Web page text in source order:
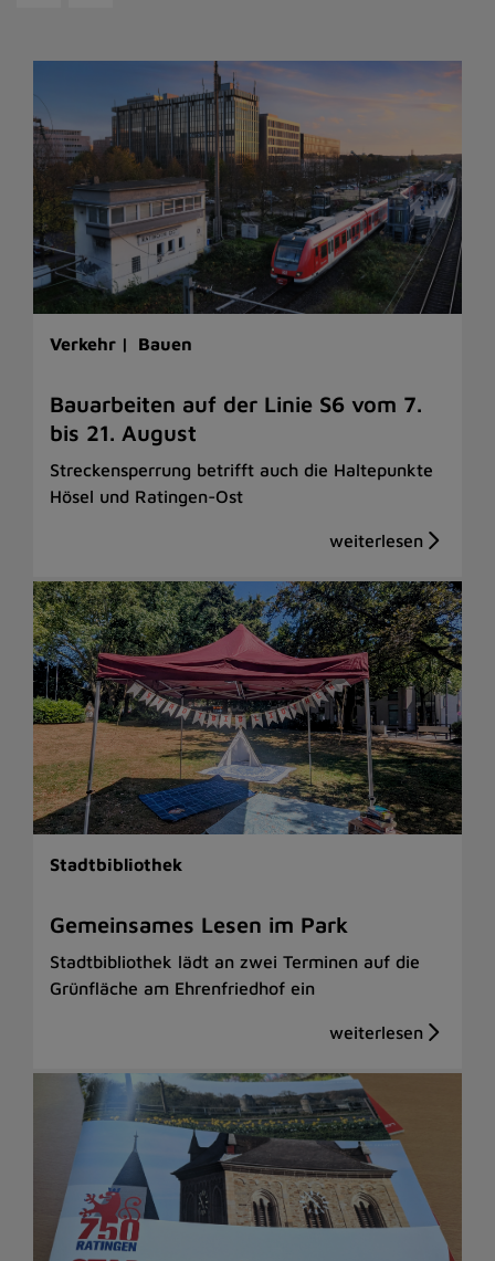
Verkehr | Bauen
Bauarbeiten auf der Linie S6 vom 7.
bis 21. August
Streckensperrung betrifft auch die Haltepunkte
Hösel und Ratingen-Ost
Stadtbibliothek
Gemeinsames Lesen im Park
Stadtbibliothek lädt an zwei Terminen auf die
Grünfläche am Ehrenfriedhof ein